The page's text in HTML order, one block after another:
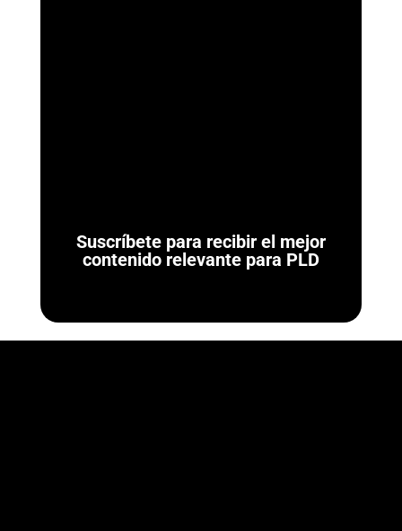
Suscríbete para recibir el mejor
contenido relevante para PLD